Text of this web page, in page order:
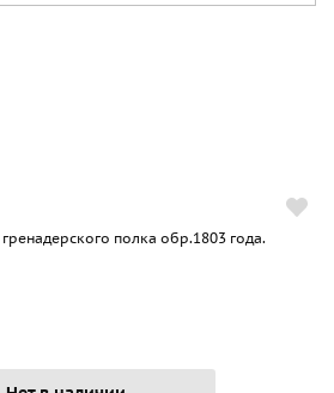
полка обр.1803 года.